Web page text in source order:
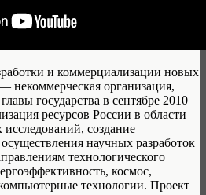
и коммерциализации новых
некоммерческая организация,
государства в сентябре 2010
ресурсов России в области
создание
научных разработок
технологического
космос,
технологии. Проект